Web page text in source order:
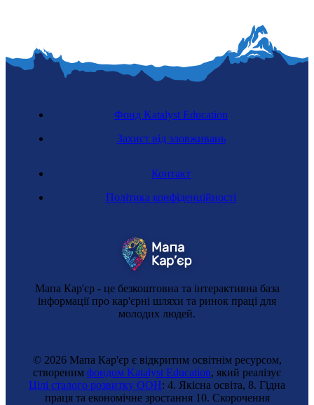
Мапа Кар'єр - це безкоштовна та інтерактивна база
інформації про кар'єрні шляхи та ринок праці для
молодих людей.
Контакт
Політика конфіденційності
Фонд Katalyst Education
Захист від зловживань
© 2026 Мапа Кар'єр є відкритим освітнім ресурсом,
створеним фондом Katalyst Education, який реалізує
Цілі сталого розвитку ООН: 4. Якісна освіта, 8. Гідна
праця та економічне зростання 10. Cкорочення